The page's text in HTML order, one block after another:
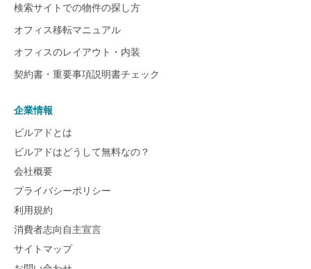
検索サイトでの物件の探し方
オフィス移転マニュアル
オフィスのレイアウト・内装
契約書・重要事項説明書チェック
企業情報
ビルアドとは
ビルアドはどうして無料なの？
会社概要
プライバシーポリシー
利用規約
消費者志向自主宣言
サイトマップ